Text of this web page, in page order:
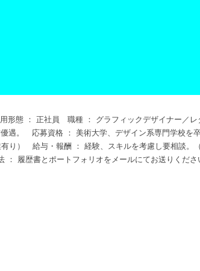
形態 ： 正社員 職種 ： グラフィックデザイナー／レ
遇。 応募資格 ： 美術大学、デザイン系専門学校
り） 給与・報酬 ： 経験、スキルを考慮し要相談。
履歴書とポートフォリオをメールにてお送りくだ